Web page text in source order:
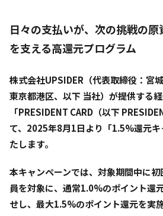
日々の支払いが、次の挑戦の
を支える高還元プログラム
株式会社UPSIDER（代表取締役：宮
東京都港区、以下 当社）が提供する
「PRESIDENT CARD（以下
て、2025年8月1日より「1.5%還元
たします。
本キャンペーンでは、対象期間中に
員を対象に、通常1.0%のポイント還
せし、最大1.5%のポイント還元を実施